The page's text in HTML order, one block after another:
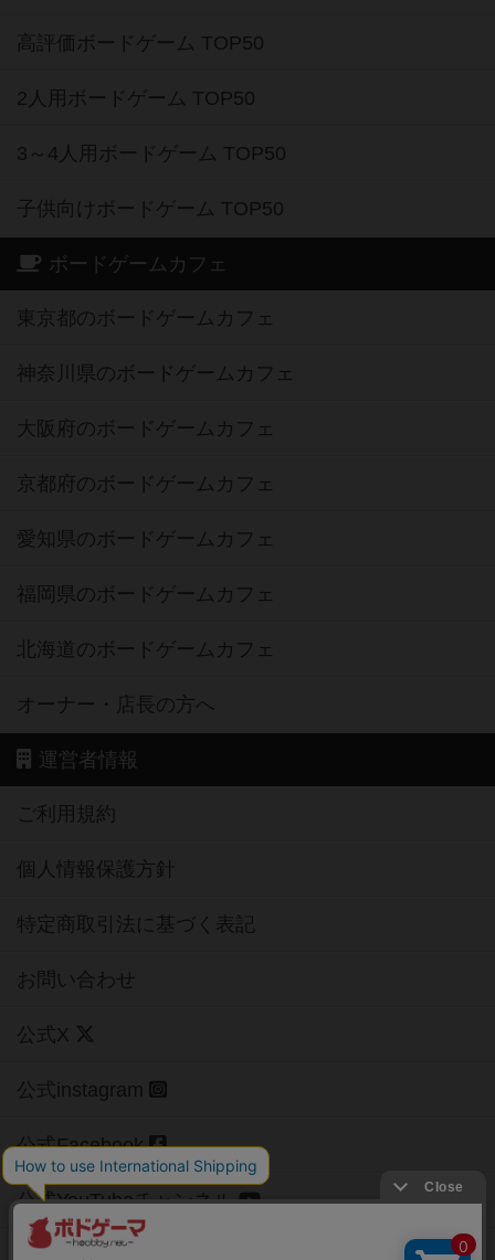
高評価ボードゲーム TOP50
2人用ボードゲーム TOP50
3～4人用ボードゲーム TOP50
子供向けボードゲーム TOP50
ボードゲームカフェ
東京都のボードゲームカフェ
神奈川県のボードゲームカフェ
大阪府のボードゲームカフェ
京都府のボードゲームカフェ
愛知県のボードゲームカフェ
福岡県のボードゲームカフェ
北海道のボードゲームカフェ
オーナー・店長の方へ
運営者情報
ご利用規約
個人情報保護方針
特定商取引法に基づく表記
お問い合わせ
公式X
公式instagram
公式Facebook
公式YouTubeチャンネル